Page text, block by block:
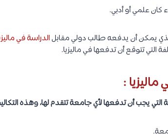
– دكتوراه – ماجستير – معهد).
الجامعة.